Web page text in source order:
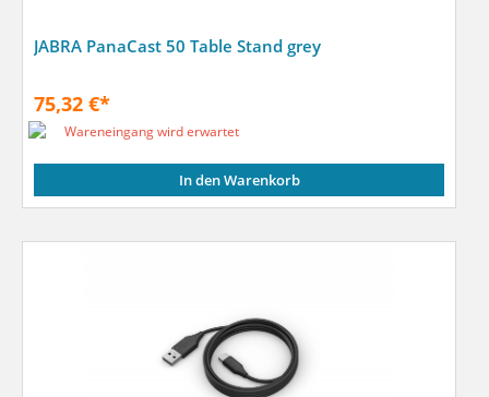
JABRA PanaCast 50 Table Stand grey
75,32 €*
Wareneingang wird erwartet
In den Warenkorb